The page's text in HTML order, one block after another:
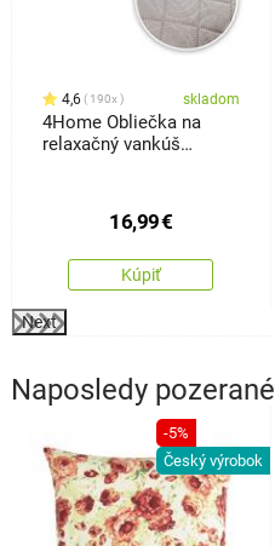
4,6 190x skladom
4Home Obliečka na
relaxačný vankúš
16,99€
Kúpiť
Next
Naposledy pozerané
-5%
Český výrobok